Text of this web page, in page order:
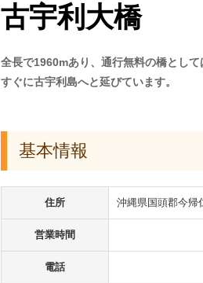
古宇利大橋
全長で1960mあり、通行無料の橋とし
すぐに古宇利島へと延びています。
基本情報
住所 沖縄県国頭郡今帰
営業時間
電話